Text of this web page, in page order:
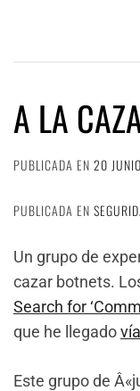
A LA
PUBLICADA EN 20
PUBLICADA EN
Un grupo de
cazar botnets.
Search for
que he llegado
Este grupo de